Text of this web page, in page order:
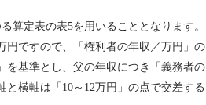
算定表の表5を用いることとなります。
円ですので、「権利者の年収／万円」の
を基準とし、父の年収につき「義務者の
横軸は「10～12万円」の点で交差する